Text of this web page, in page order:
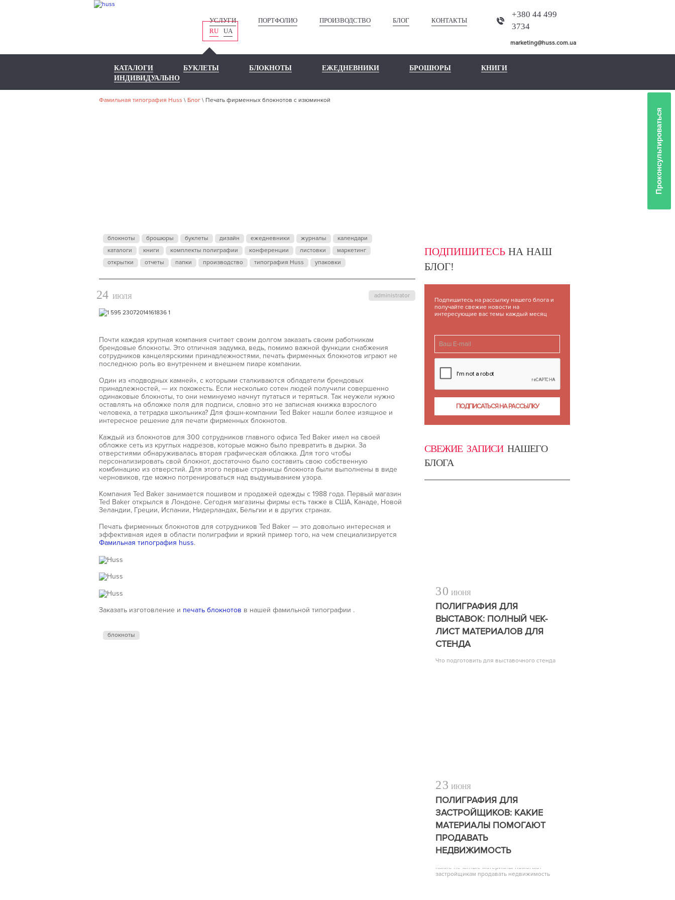
УСЛУГИ ПОРТФОЛИО ПРОИЗВОДСТВО БЛОГ
КОНТАКТЫ
RU
UA
+380 44 499
3734
marketing@huss.com.ua
КАТАЛОГИ БУКЛЕТЫ БЛОКНОТЫ ЕЖЕДНЕВНИКИ БРОШЮРЫ
КНИГИ
ИНДИВИДУАЛЬНО
Фамильная типография Huss \ Блог \ Печать фирменных блокнотов с изюминкой
ИЗЮМИНКОЙ
блокноты брошюры буклеты дизайн ежедневники журналы
календари
каталоги
книги комплекты полиграфии конференции листовки
маркетинг
открытки
отчеты папки производство типография Huss упаковки
administrator
24 ИЮЛЯ
Почти каждая крупная компания считает своим долгом заказать своим работникам
брендовые блокноты. Это отличная задумка, ведь, помимо важной функции снабжения
сотрудников канцелярскими принадлежностями, печать фирменных блокнотов играют не
последнюю роль во внутреннем и внешнем пиаре компании.
Один из «подводных камней», с которыми сталкиваются обладатели брендовых
принадлежностей, — их похожесть. Если несколько сотен людей получили совершенно
одинаковые блокноты, то они неминуемо начнут путаться и теряться. Так неужели нужно
оставлять на обложке поля для подписи, словно это не записная книжка взрослого
человека, а тетрадка школьника? Для фэшн-компании Ted Baker нашли более изящное и
интересное решение для печати фирменных блокнотов.
Каждый из блокнотов для 300 сотрудников главного офиса Ted Baker имел на своей
обложке сеть из круглых надрезов, которые можно было превратить в дырки. За
отверстиями обнаруживалась вторая графическая обложка. Для того чтобы
персонализировать свой блокнот, достаточно было составить свою собственную
комбинацию из отверстий. Для этого первые страницы блокнота были выполнены в виде
черновиков, где можно потренироваться над выдумыванием узора.
Компания Ted Baker занимается пошивом и продажей одежды с 1988 года. Первый магазин
Ted Baker открылся в Лондоне. Сегодня магазины фирмы есть также в США, Канаде, Новой
Зеландии, Греции, Испании, Нидерландах, Бельгии и в других странах.
Печать фирменных блокнотов для сотрудников Ted Baker — это довольно интересная и
эффективная идея в области полиграфии и яркий пример того, на чем специализируется
Фамильная типография huss.
Заказать изготовление и печать блокнотов в нашей фамильной типографии .
блокноты
ПОДПИШИТЕСЬ НА НАШ
БЛОГ!
Подпишитесь на рассылку нашего блога и
получайте свежие новости на
интересующие вас темы каждый месяц
СВЕЖИЕ ЗАПИСИНАШЕГО
БЛОГА
30 ИЮНЯ
ПОЛИГРАФИЯ ДЛЯ
ВЫСТАВОК: ПОЛНЫЙ ЧЕК-
ЛИСТ МАТЕРИАЛОВ ДЛЯ
СТЕНДА
Что подготовить для выставочного стенда
23 ИЮНЯ
ПОЛИГРАФИЯ ДЛЯ
ЗАСТРОЙЩИКОВ: КАКИЕ
МАТЕРИАЛЫ ПОМОГАЮТ
ПРОДАВАТЬ
НЕДВИЖИМОСТЬ
Какие печатные материалы помогают
застройщикам продавать недвижимость
Проконсультироваться